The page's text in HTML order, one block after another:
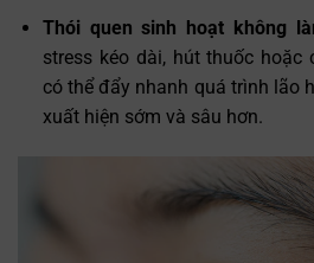
Thói quen sinh hoạt không
stress kéo dài, hút thuốc
có thể đẩy nhanh quá trình lão
xuất hiện sớm và sâu hơn.